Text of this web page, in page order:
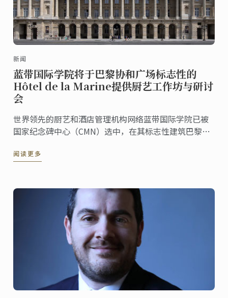
新闻
蓝带国际学院将于巴黎协和广场标志性的
Hôtel de la Marine提供厨艺工作坊与研讨
会
世界领先的厨艺和酒店管理机构网络蓝带国际学院已被
国家纪念碑中心（CMN）选中，在其标志性建筑巴黎
列与世界美食相关的研讨会。原宫殿内的蓝带专属楼层
阅读更多